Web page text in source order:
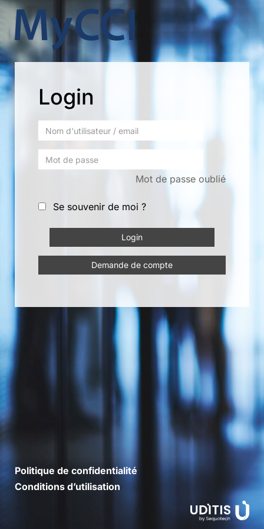
Login
Mot de passe oublié
Se souvenir de moi ?
Demande de compte
Politique de confidentialité
Conditions d’utilisation